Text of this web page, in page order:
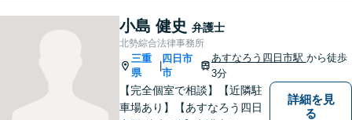
刑事事件全般】双方ともに納
得する解決を目指します【交
通事故】示談金の増額に向け
尽力
小島 健史 弁護士
北勢綜合法律事務所
三重
県
四日市
市
あすなろう四日市駅 から徒歩
3分
【完全個室で相談】【近隣駐
車場あり】【あすなろう四日
詳細を見
る